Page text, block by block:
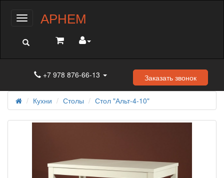
МенюАРНЕМ
+7 978 876-66-13 Заказать звонок
Кухни Столы Стол "Альт-4-10"